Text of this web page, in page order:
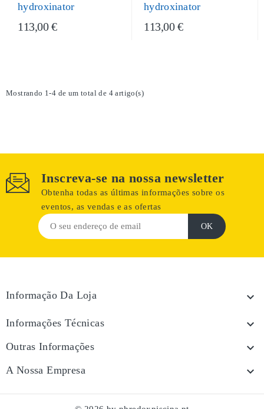
hydroxinator
113,00 €
hydroxinator
113,00 €
Mostrando 1-4 de um total de 4 artigo(s)
Inscreva-se na nossa newsletter
Obtenha todas as últimas informações sobre os
eventos, as vendas e as ofertas
Informação Da Loja 
Informações Técnicas 
Outras Informações 
A Nossa Empresa 